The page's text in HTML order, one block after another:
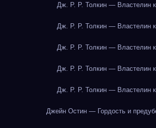
Дж. Р. Р. Толкин — Властелин
Дж. Р. Р. Толкин — Властелин
Дж. Р. Р. Толкин — Властелин
Дж. Р. Р. Толкин — Властелин
Дж. Р. Р. Толкин — Властелин
Джейн Остин — Гордость и